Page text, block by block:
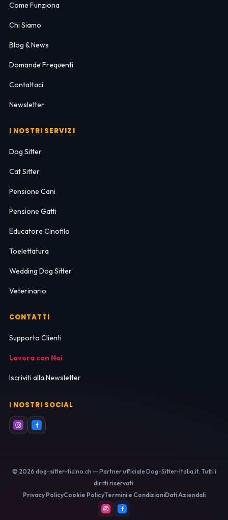
Come Funziona
Chi Siamo
Blog & News
Domande Frequenti
Contattaci
Newsletter
I NOSTRI SERVIZI
Dog Sitter
Cat Sitter
Pensione Cani
Pensione Gatti
Educatore Cinofilo
Toelettatura
Wedding Dog Sitter
Veterinario
CONTATTI
Supporto Clienti
Lavora con Noi
Iscriviti alla Newsletter
I NOSTRI SOCIAL
© 2026 dog-sitter-ticino.ch — Partner ufficiale Dog-Sitter-Italia.it. Tutti i
diritti riservati.
Privacy PolicyCookie PolicyTermini e CondizioniDati Aziendali